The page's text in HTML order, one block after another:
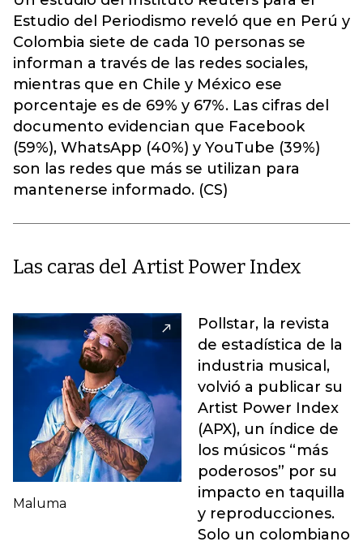
Estudio del Periodismo reveló que en Perú y
Colombia siete de cada 10 personas se
informan a través de las redes sociales,
mientras que en Chile y México ese
porcentaje es de 69% y 67%. Las cifras del
documento evidencian que Facebook
(59%), WhatsApp (40%) y YouTube (39%)
son las redes que más se utilizan para
mantenerse informado. (CS)
Las caras del Artist Power Index
Maluma
Pollstar, la revista
de estadística de la
industria musical,
volvió a publicar su
Artist Power Index
(APX), un índice de
los músicos “más
poderosos” por su
impacto en taquilla
y reproducciones.
Solo un colombiano